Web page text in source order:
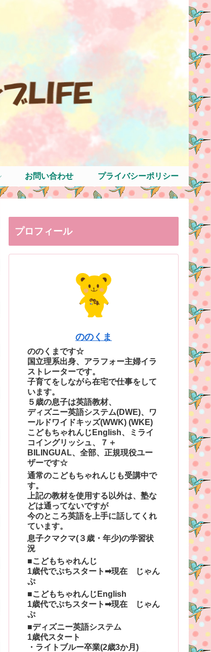
お問い合わせ プライバシーポリシー
プロフィール
ののくま
ののくまです☆
国立理系出身、アラフォー主婦イラ
ストレーターです。
子育てをしながら在宅で仕事をして
います。
５歳の息子は英語教材、
ディズニー英語システム(DWE)、ワ
ールドワイドキッズ(WWK) (WKE)
こどもちゃれんじEnglish、ミライ
コイングリッシュ、７＋
BILINGUAL、全部、正規現役ユー
ザーです☆
通常のこどもちゃれんじも受講中で
す。
上記の教材を使用する以外は、塾な
どは通ってないですが
今のところ英語を上手に話してくれ
ています。
息子クマクマ(３歳・年少)の学習状
況
■こどもちゃれんじ
1歳代でぷちスタート➡現在 じゃん
ぷ
■こどもちゃれんじEnglish
1歳代でぷちスタート➡現在 じゃん
ぷ
■ディズニー英語システム
1歳代スタート
・ライトブルー卒業(2歳3か月)